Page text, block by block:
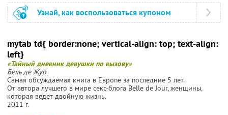
Узнай, как воспользоваться купоном
mytab td{ border:none; vertical-align: top; text-align:
left}
«Тайный дневник девушки по вызову»
Бель де Жур
Самая обсуждаемая книга в Европе за последние 5 лет.
От автора лучшего в мире секс-блога Belle de Jour, женщины,
которая ведет двойную жизнь.
2011 г.